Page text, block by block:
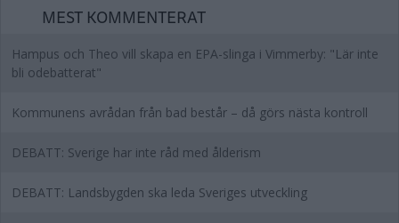
MEST KOMMENTERAT
Hampus och Theo vill skapa en EPA-slinga i Vimmerby: "Lär inte
bli odebatterat"
Kommunens avrådan från bad består – då görs nästa kontroll
DEBATT: Sverige har inte råd med ålderism
DEBATT: Landsbygden ska leda Sveriges utveckling